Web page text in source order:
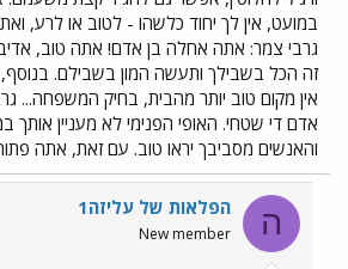
במועט, אין לך יחוד כלשהו - לטוב או לרע,
גרבי צמר: אתה אחלה בן אדם! אתה טוב,
זה הכל בשבילך ותעשה המון בשבילם.
אין מקום טוב יותר מהבית, בחיק המשפחה...
אדם די שטחי. האופי הפנימי לא מעניין
והאנשים מסביבך יראו טוב. עם זאת, אתה
ה הפלאות של עליזה1
New member